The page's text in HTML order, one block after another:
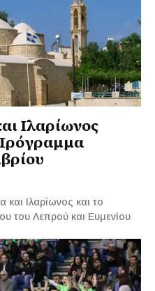
Ιλαρίωνος
Ιλαρίωνος και το
του Λεπρού και Ευμενίου